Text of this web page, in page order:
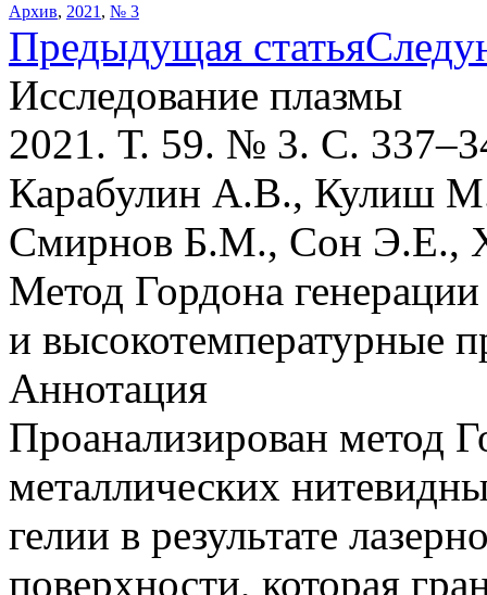
Архив, 2021 , № 3
Предыдущая статья
Исследование плазмы
2021. Т. 59. № 3. С.
Карабулин А.В., Кулиш
Смирнов Б.М., Сон Э.Е.,
Метод Гордона
и высокотемпературные
Аннотация
Проанализирован метод
металлических
гелии в результате
поверхности, которая